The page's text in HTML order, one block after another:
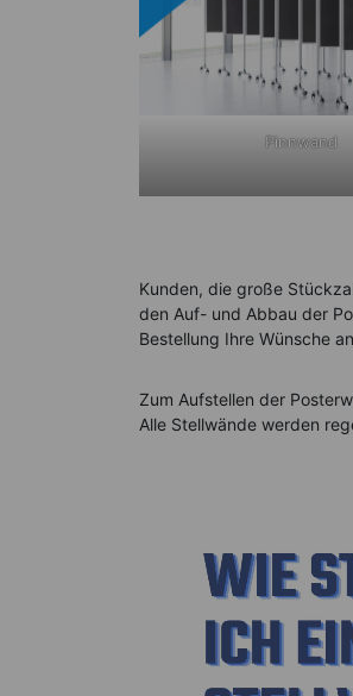
Pinnwand
Kunden, die große
den Auf- und Abbau der
Bestellung Ihre Wünsche
Zum Aufstellen der
Alle Stellwände werden